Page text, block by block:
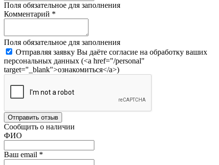
Поля обязательное для заполнения
Комментарий *
Поля обязательное для заполнения
Отправляя заявку Вы даёте согласие на обработку ваших
персональных данных (<a href="/personal"
target="_blank">ознакомиться</a>)
Отправить отзыв
Сообщить о наличии
ФИО
Ваш email *